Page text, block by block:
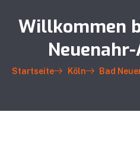
Willkommen
Startseite Köln Bad